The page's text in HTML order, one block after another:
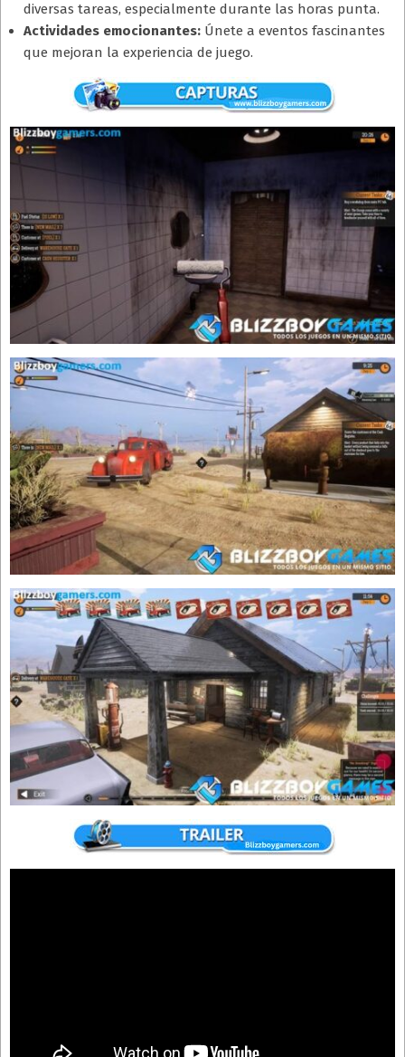
diversas tareas, especialmente durante las horas punta.
Actividades emocionantes: Únete a eventos fascinantes
que mejoran la experiencia de juego.